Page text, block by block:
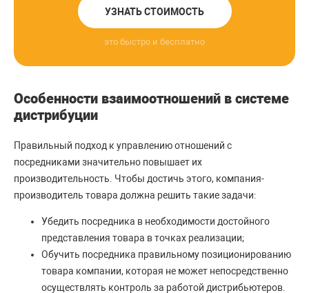
УЗНАТЬ СТОИМОСТЬ
это быстро и бесплатно
Особенности взаимоотношений в системе
дистрибуции
Правильный подход к управлению отношений с
посредниками значительно повышает их
производительность. Чтобы достичь этого, компания-
производитель товара должна решить такие задачи:
Убедить посредника в необходимости достойного
представления товара в точках реализации;
Обучить посредника правильному позиционированию
товара компании, которая не может непосредственно
осуществлять контроль за работой дистрибьютеров.